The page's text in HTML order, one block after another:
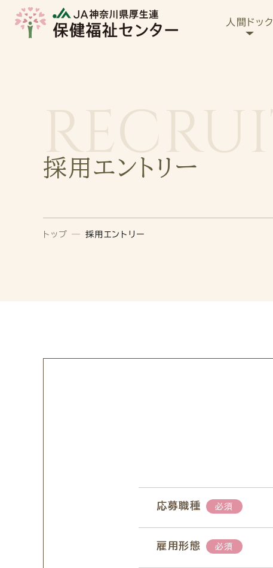
人間ドック
RECRUIT
採用エントリー
トップ — 採用エントリー
応募職種 必須
雇用形態 必須